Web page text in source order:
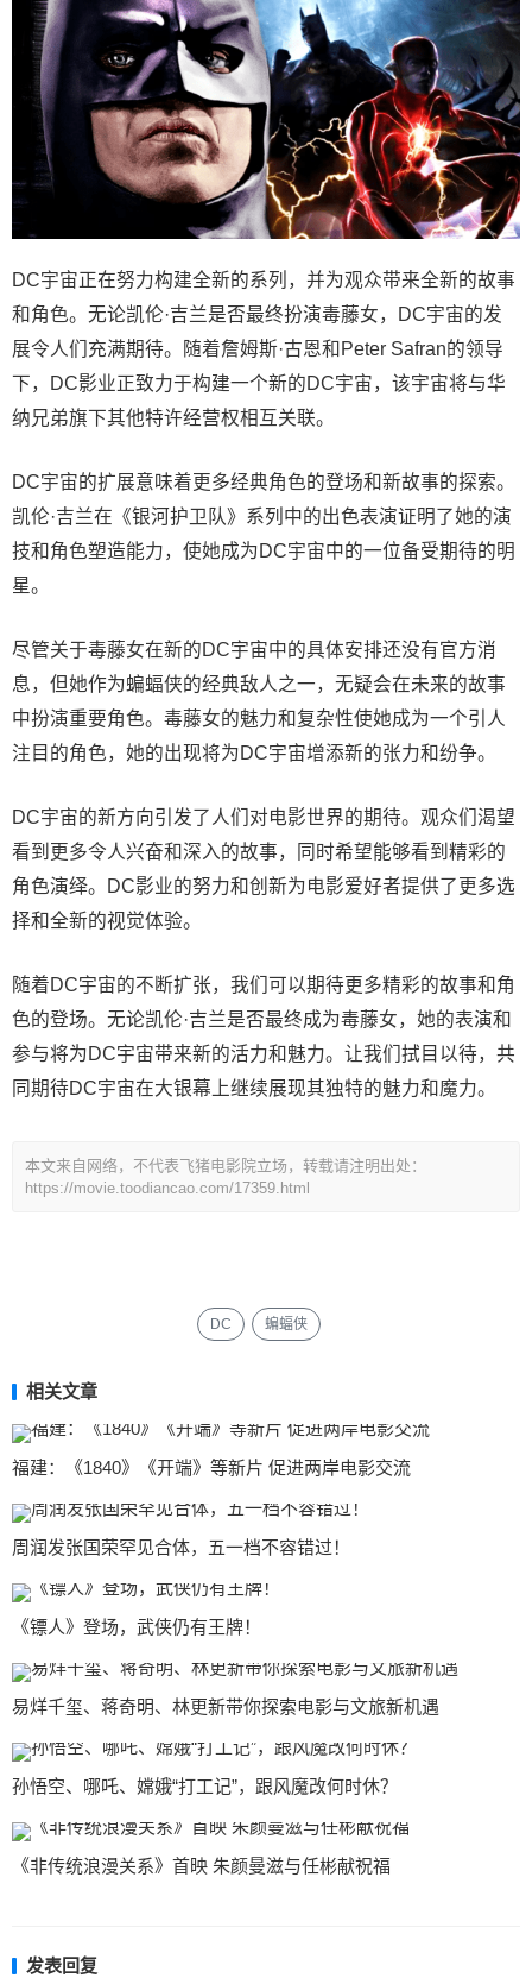
DC宇宙正在努力构建全新的系列，并为观众带来全新的故事
和角色。无论凯伦·吉兰是否最终扮演毒藤女，DC宇宙的发
展令人们充满期待。随着詹姆斯·古恩和Peter Safran的领导
下，DC影业正致力于构建一个新的DC宇宙，该宇宙将与华
纳兄弟旗下其他特许经营权相互关联。
DC宇宙的扩展意味着更多经典角色的登场和新故事的探索。
凯伦·吉兰在《银河护卫队》系列中的出色表演证明了她的演
技和角色塑造能力，使她成为DC宇宙中的一位备受期待的明
星。
尽管关于毒藤女在新的DC宇宙中的具体安排还没有官方消
息，但她作为蝙蝠侠的经典敌人之一，无疑会在未来的故事
中扮演重要角色。毒藤女的魅力和复杂性使她成为一个引人
注目的角色，她的出现将为DC宇宙增添新的张力和纷争。
DC宇宙的新方向引发了人们对电影世界的期待。观众们渴望
看到更多令人兴奋和深入的故事，同时希望能够看到精彩的
角色演绎。DC影业的努力和创新为电影爱好者提供了更多选
择和全新的视觉体验。
随着DC宇宙的不断扩张，我们可以期待更多精彩的故事和角
色的登场。无论凯伦·吉兰是否最终成为毒藤女，她的表演和
参与将为DC宇宙带来新的活力和魅力。让我们拭目以待，共
同期待DC宇宙在大银幕上继续展现其独特的魅力和魔力。
本文来自网络，不代表飞猪电影院立场，转载请注明出处：
https://movie.toodiancao.com/17359.html
DC 蝙蝠侠
相关文章
福建：《1840》《开端》等新片 促进两岸电影交流
周润发张国荣罕见合体，五一档不容错过！
《镖人》登场，武侠仍有王牌！
易烊千玺、蒋奇明、林更新带你探索电影与文旅新机遇
孙悟空、哪吒、嫦娥“打工记”，跟风魔改何时休？
《非传统浪漫关系》首映 朱颜曼滋与任彬献祝福
发表回复